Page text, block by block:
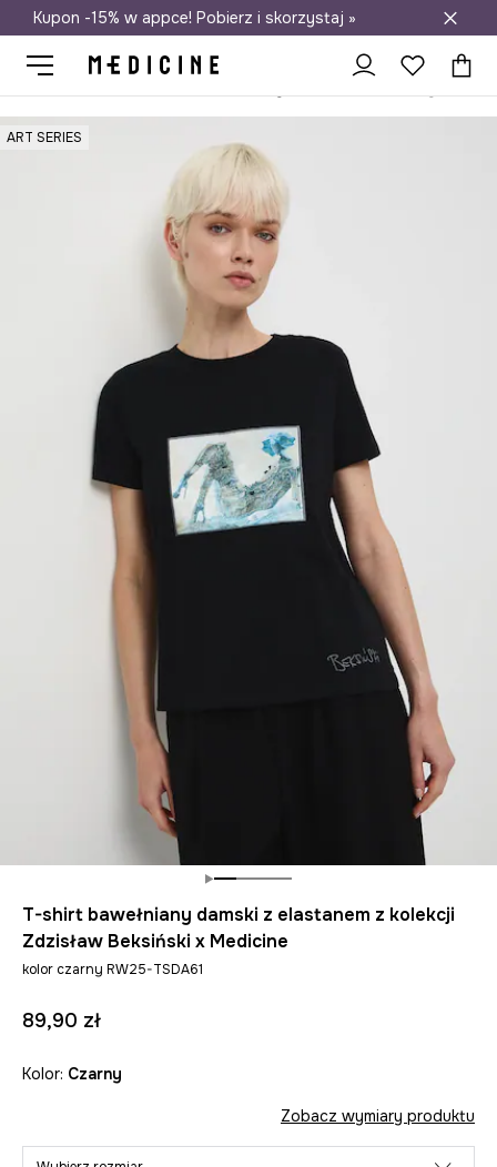
Darmowa dostawa do salonów
Kupon -15% w appce! Pobierz i skorzystaj »
ART SERIES
T-shirt bawełniany damski z elastanem z kolekcji
Zdzisław Beksiński x Medicine
kolor czarny RW25-TSDA61
89,90 zł
Kolor: czarny
Zobacz wymiary produktu